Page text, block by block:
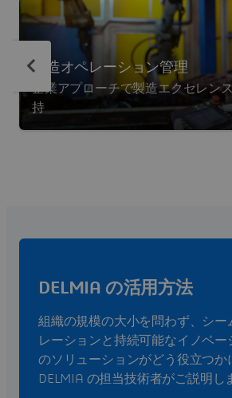
製造オペレーション管理
企業アプローチで製造エクセレン
持
DELMIA の活用方法
組織の規模の大小を問わず、シー
レーションと持続可能なイノベ
のソリューションがどう役立つか
DELMIA の担当技術者がご説明し